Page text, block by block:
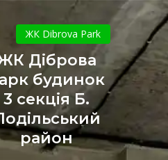
ЖК
Діброва
парк
будинок
3
секція
Б.
Подільський
район
ЖК Dibrova Park
Діброва
будинок
3 секція Б.
район